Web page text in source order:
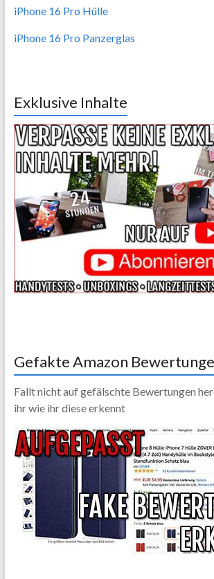
iPhone 16 Pro Hülle
iPhone 16 Pro Panzerglas
Exklusive Inhalte
Gefakte Amazon
Fallt nicht auf gefälschte Bewertungen
ihr wie ihr diese erkennt